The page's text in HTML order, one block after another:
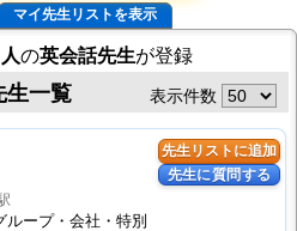
マイ先生リストを表示
人の英会話先生が登録
生一覧 表示件数
先生リストに追加
先生に質問する
ループ・会社・特別